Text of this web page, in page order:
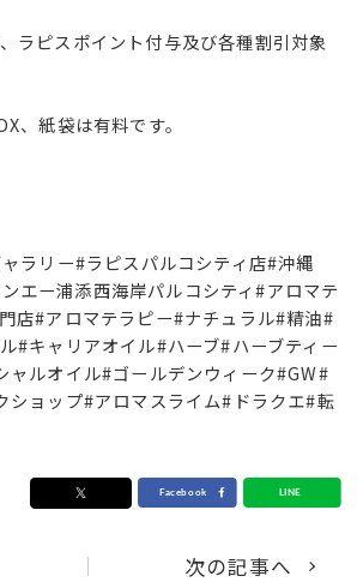
ラピスポイント付与及び各種割引対象
、紙袋は有料です。
ラリー#ラピスパルコシティ店#沖縄
エー浦添西海岸パルコシティ#アロマテ
店#アロマテラピー#ナチュラル#精油#
#キャリアオイル#ハーブ#ハーブティー
ャルオイル#ゴールデンウィーク#GW#
ショップ#アロマスライム#ドラクエ#転
次の記事へ